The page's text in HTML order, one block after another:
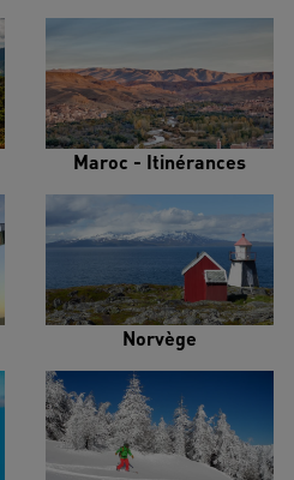
Maroc - Itinérances
Norvège